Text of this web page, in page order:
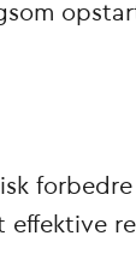
effektive